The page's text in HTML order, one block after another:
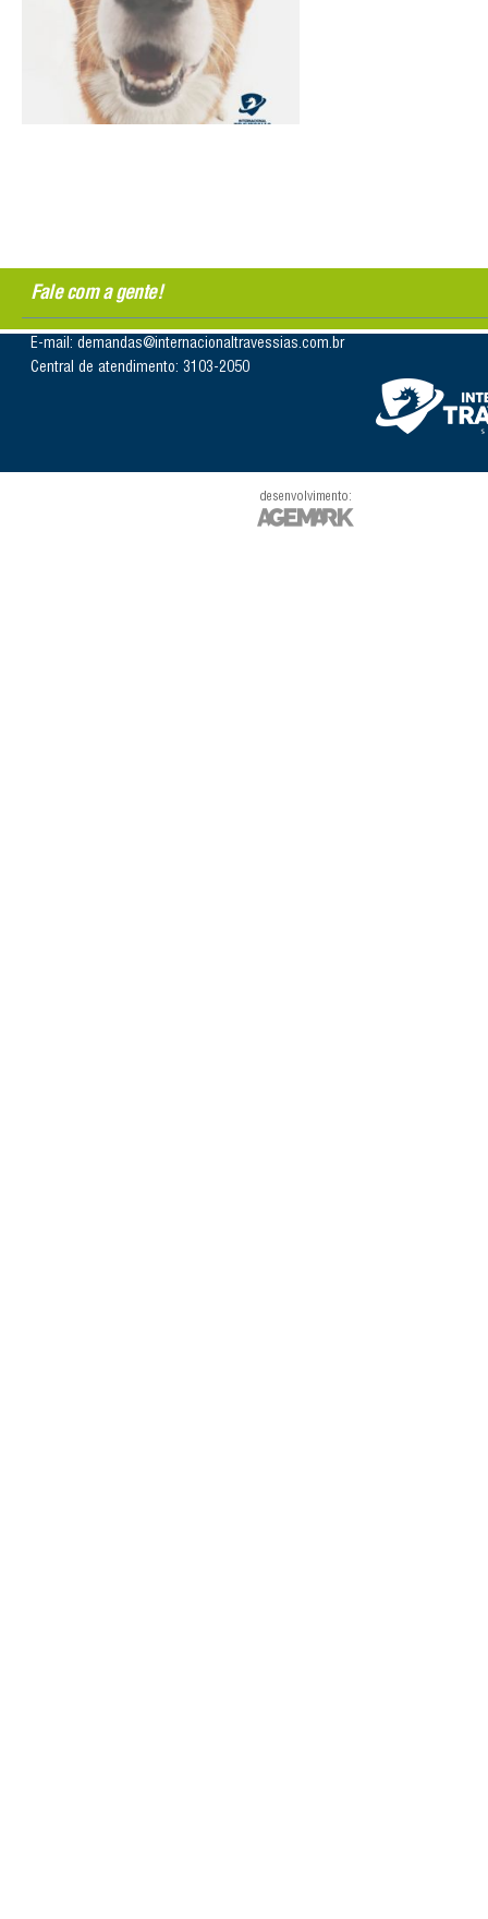
Fale com a gente!
E-mail: demandas@internacionaltravessias.com.br
Central de atendimento: 3103-2050
desenvolvimento: